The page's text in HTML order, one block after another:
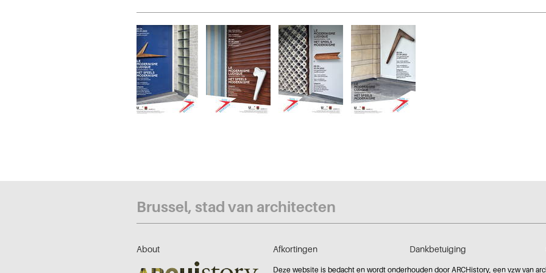
Brussel, stad van architecten
About Afkortingen Dankbetuiging
Deze website is bedacht en wordt onderhouden door ARCHistory, een vzw van